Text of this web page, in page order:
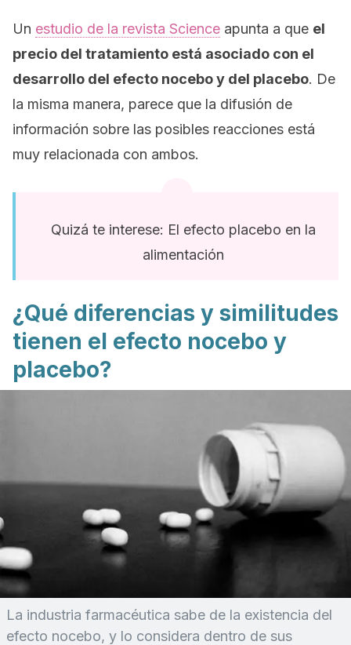
Un estudio de la revista Science apunta a que el
precio del tratamiento está asociado con el
desarrollo del efecto nocebo y del placebo. De
la misma manera, parece que la difusión de
información sobre las posibles reacciones está
muy relacionada con ambos.
Quizá te interese: El efecto placebo en la
alimentación
¿Qué diferencias y similitudes
tienen el efecto nocebo y
placebo?
La industria farmacéutica sabe de la existencia del
efecto nocebo, y lo considera dentro de sus